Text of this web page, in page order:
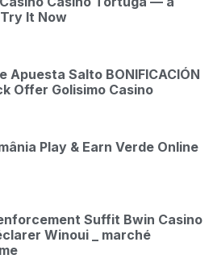
It Now
Apuesta Salto BONIFICACIÓN
Offer Golisimo Casino
Play & Earn Verde Online
Suffit Bwin Casino
Winoui _ marché